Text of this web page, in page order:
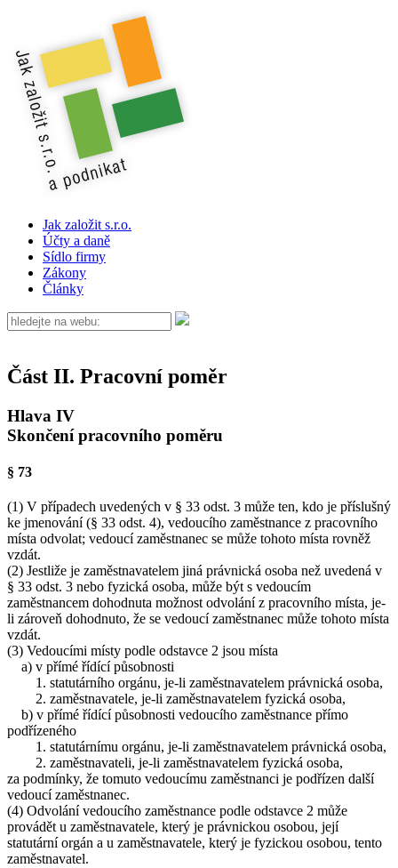
Jak založit s.r.o.
Účty a daně
Sídlo firmy
Zákony
Články
Část II. Pracovní poměr
Hlava IV
Skončení pracovního poměru
§ 73
(1) V případech uvedených v § 33 odst. 3 může ten, kdo je příslušný
ke jmenování (§ 33 odst. 4), vedoucího zaměstnance z pracovního
místa odvolat; vedoucí zaměstnanec se může tohoto místa rovněž
vzdát.
(2) Jestliže je zaměstnavatelem jiná právnická osoba než uvedená v
§ 33 odst. 3 nebo fyzická osoba, může být s vedoucím
zaměstnancem dohodnuta možnost odvolání z pracovního místa, je-
li zároveň dohodnuto, že se vedoucí zaměstnanec může tohoto místa
vzdát.
(3) Vedoucími místy podle odstavce 2 jsou místa
a) v přímé řídící působnosti
1. statutárního orgánu, je-li zaměstnavatelem právnická osoba,
2. zaměstnavatele, je-li zaměstnavatelem fyzická osoba,
b) v přímé řídící působnosti vedoucího zaměstnance přímo
podřízeného
1. statutárnímu orgánu, je-li zaměstnavatelem právnická osoba,
2. zaměstnavateli, je-li zaměstnavatelem fyzická osoba,
za podmínky, že tomuto vedoucímu zaměstnanci je podřízen další
vedoucí zaměstnanec.
(4) Odvolání vedoucího zaměstnance podle odstavce 2 může
provádět u zaměstnavatele, který je právnickou osobou, její
statutární orgán a u zaměstnavatele, který je fyzickou osobou, tento
zaměstnavatel.